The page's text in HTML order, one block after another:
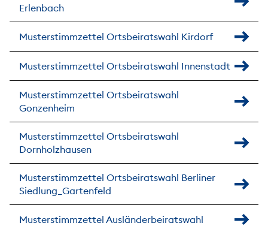
Erlenbach
Musterstimmzettel Ortsbeiratswahl Kirdorf
Musterstimmzettel Ortsbeiratswahl Innenstadt
Musterstimmzettel Ortsbeiratswahl
Gonzenheim
Musterstimmzettel Ortsbeiratswahl
Dornholzhausen
Musterstimmzettel Ortsbeiratswahl Berliner
Siedlung_Gartenfeld
Musterstimmzettel Ausländerbeiratswahl